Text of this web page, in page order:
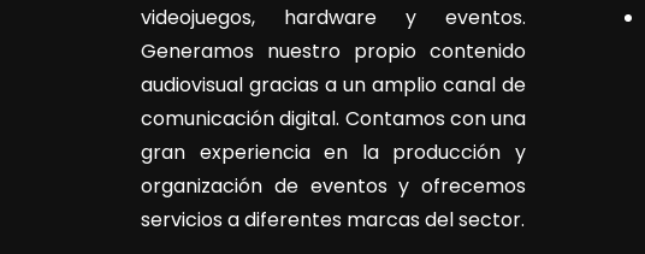
videojuegos, hardware y eventos.
Generamos nuestro propio contenido
audiovisual gracias a un amplio canal de
comunicación digital. Contamos con una
gran experiencia en la producción y
organización de eventos y ofrecemos
servicios a diferentes marcas del sector.